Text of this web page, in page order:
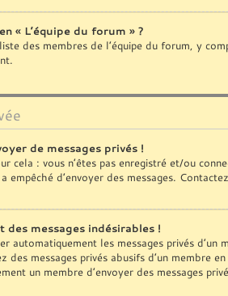
« L’équipe du forum » ?
des membres de l’équipe du forum, y
de messages privés !
cela : vous n’êtes pas enregistré et/ou
empêché d’envoyer des messages.
des messages indésirables !
automatiquement les messages privés
des messages privés abusifs d’un
un membre d’envoyer des messages